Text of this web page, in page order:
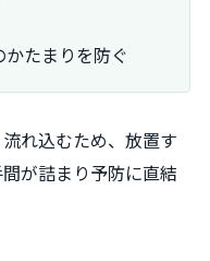
たまりを防ぐ
れ込むため、放置す
が詰まり予防に直結